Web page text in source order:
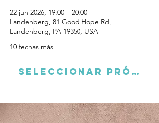
22 jun 2026, 19:00 – 20:00
Landenberg, 81 Good Hope Rd,
Landenberg, PA 19350, USA
10 fechas más
Seleccionar